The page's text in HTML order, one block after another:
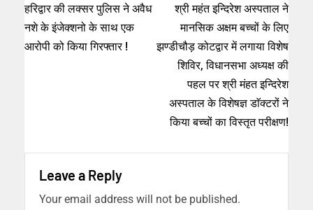
हरिद्वार की लक्सर पुलिस ने अवैध
नशे के इंजेक्शनो के साथ एक
आरोपी को किया गिरफ्तार !
श्री महंत इन्दिरेश अस्पताल ने
मानसिक अक्षम बच्चों के लिए
झण्डीचौड़ कोटद्वार में लगाया विशेष
शिविर, विधानसभा अध्यक्ष की
पहल पर श्री मंहत इन्दिरेश
अस्पताल के विशेषज्ञ डाॅक्टरों ने
किया बच्चों का विस्तृत परीक्षण!
Leave a Reply
Your email address will not be published.